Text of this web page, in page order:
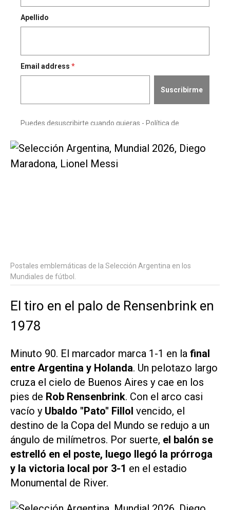
Postales emblemáticas de la Selección Argentina en los
Mundiales de fútbol.
El tiro en el palo de Rensenbrink en
1978
Minuto 90. El marcador marca 1-1 en la final
entre Argentina y Holanda. Un pelotazo largo
cruza el cielo de Buenos Aires y cae en los
pies de Rob Rensenbrink. Con el arco casi
vacío y Ubaldo "Pato" Fillol vencido, el
destino de la Copa del Mundo se redujo a un
ángulo de milímetros. Por suerte, el balón se
estrelló en el poste, luego llegó la prórroga
y la victoria local por 3-1 en el estadio
Monumental de River.